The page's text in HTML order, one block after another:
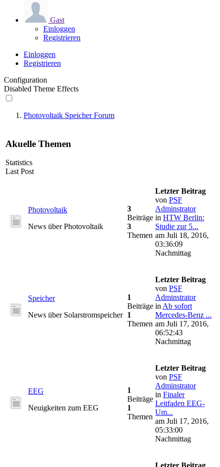
Gast
Einloggen
Registrieren
Einloggen
Registrieren
Configuration
Disabled Theme Effects
Photovoltaik Speicher Forum
Akuelle Themen
Statistics
Last Post
Photovoltaik
News über Photovoltaik
3
Beiträge
3
Themen
Letzter Beitrag
von PSF
Adminstrator
in HTW Berlin:
Studie zur 5...
am Juli 18, 2016,
03:36:09
Nachmittag
Speicher
News über Solarstromspeicher
1
Beiträge
1
Themen
Letzter Beitrag
von PSF
Adminstrator
in Ab sofort
Mercedes-Benz ...
am Juli 17, 2016,
06:52:43
Nachmittag
EEG
Neuigkeiten zum EEG
1
Beiträge
1
Themen
Letzter Beitrag
von PSF
Adminstrator
in Finaler
Leitfaden EEG-
Um...
am Juli 17, 2016,
05:33:00
Nachmittag
Letzter Beitrag